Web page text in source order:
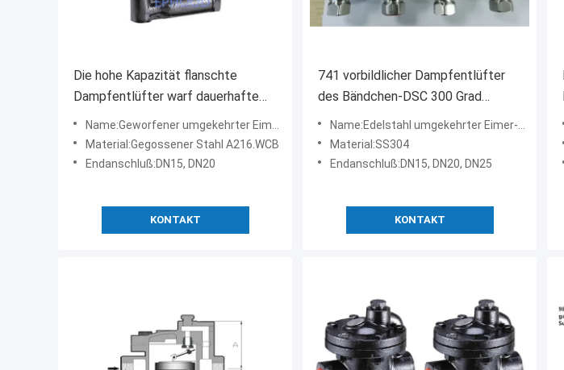
Die hohe Kapazität flanschte
Dampfentlüfter warf dauerhafte
Stahlkorrosionsbeständigkeit
umwandelte Eimer-Art
Name:Geworfener umgekehrter Eimer-StahlDampfentlüfter
Material:Gegossener Stahl A216.WCB
Endanschluß:DN15, DN20
KONTAKT
741 vorbildlicher Dampfentlüfter
des Bändchen-DSC 300 Grad
Temp-beständiger völlig
Siegelentwurf
Name:Edelstahl umgekehrter Eimer-Dampfentlüfter
Material:SS304
Endanschluß:DN15, DN20, DN25
KONTAKT